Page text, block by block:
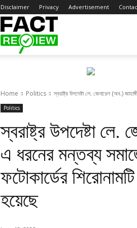
Disclaimer Privacy Advertisement
Fact
Home Politics স্বরাষ্ট্র উপদেষ্টা লে. জেনারেল (অব.)
Politics
স্বরাষ্ট্র উপদেষ্টা
এ ধরনের মন্তব্য
ফটোকার্ডের
হয়েছে